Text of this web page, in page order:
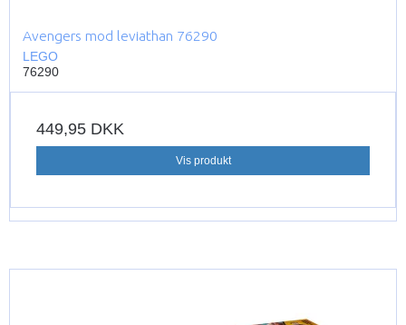
Avengers mod leviathan 76290
LEGO
76290
449,95 DKK
Vis produkt